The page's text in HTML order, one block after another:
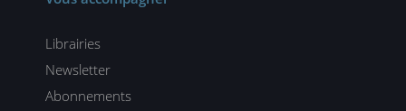
Librairies
Newsletter
Abonnements